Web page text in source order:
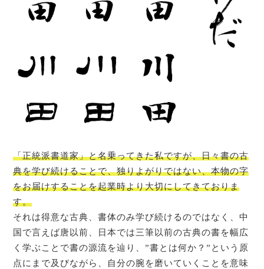
「正統派書道家」と名乗ってきた私ですが、日々書の古
典を学び続けることで、独りよがりではない、本物の字
をお届けすることを起業時より大切にしてきておりま
す。
それは得意な古典、書体のみ学び続けるのではなく、中
国で言えば唐以前、日本では三筆以前の古典の書を幅広
く学ぶことで書の源流を辿り、”書とは何か？”という原
点にまで及びながら、自分の腕を磨いていくことを意味